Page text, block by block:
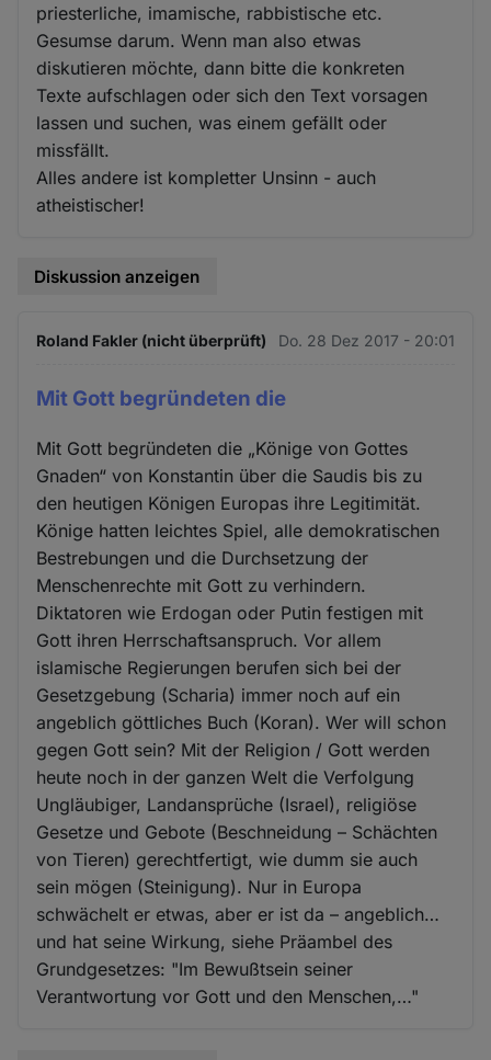
priesterliche, imamische, rabbistische etc.
Gesumse darum. Wenn man also etwas
diskutieren möchte, dann bitte die konkreten
Texte aufschlagen oder sich den Text vorsagen
lassen und suchen, was einem gefällt oder
missfällt.
Alles andere ist kompletter Unsinn - auch
atheistischer!
Diskussion anzeigen
Roland Fakler (nicht überprüft) Do. 28 Dez 2017 - 20:01
Mit Gott begründeten die
Mit Gott begründeten die „Könige von Gottes
Gnaden“ von Konstantin über die Saudis bis zu
den heutigen Königen Europas ihre Legitimität.
Könige hatten leichtes Spiel, alle demokratischen
Bestrebungen und die Durchsetzung der
Menschenrechte mit Gott zu verhindern.
Diktatoren wie Erdogan oder Putin festigen mit
Gott ihren Herrschaftsanspruch. Vor allem
islamische Regierungen berufen sich bei der
Gesetzgebung (Scharia) immer noch auf ein
angeblich göttliches Buch (Koran). Wer will schon
gegen Gott sein? Mit der Religion / Gott werden
heute noch in der ganzen Welt die Verfolgung
Ungläubiger, Landansprüche (Israel), religiöse
Gesetze und Gebote (Beschneidung – Schächten
von Tieren) gerechtfertigt, wie dumm sie auch
sein mögen (Steinigung). Nur in Europa
schwächelt er etwas, aber er ist da – angeblich…
und hat seine Wirkung, siehe Präambel des
Grundgesetzes: "Im Bewußtsein seiner
Verantwortung vor Gott und den Menschen,…"